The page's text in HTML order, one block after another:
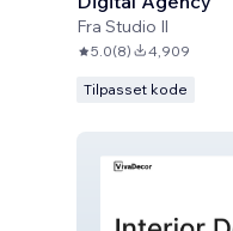
Fra Studio Il
5.0(8) 4,909
Tilpasset kode